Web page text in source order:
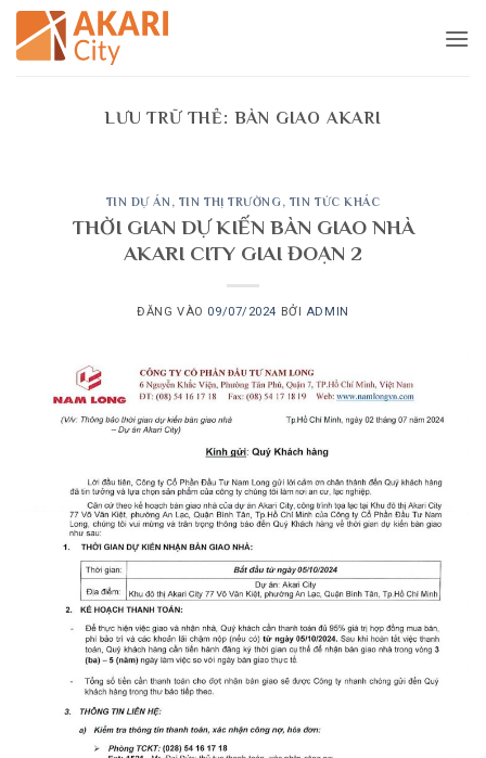
Bỏ
qua
nội
LƯU TRỮ THẺ: BÀN GIAO AKARI
TIN DỰ ÁN , TIN THỊ TRƯỜNG, TIN TỨC KHÁC
THỜI GIAN DỰ KIẾN BÀN GIAO NHÀ
AKARI CITY GIAI ĐOẠN 2
ĐĂNG VÀO 09/07/2024 BỞI ADMIN